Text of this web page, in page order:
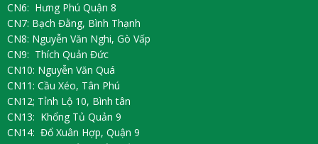
CN6: Hưng Phú Quận 8
CN7: Bạch Đằng, Bình Thạnh
CN8: Nguyễn Văn Nghi, Gò Vấp
CN9: Thích Quản Đức
CN10: Nguyễn Văn Quá
CN11: Cầu Xéo, Tân Phú
CN12; Tỉnh Lộ 10, Bình tân
CN13: Khổng Tủ Quản 9
CN14: Đổ Xuân Hợp, Quận 9